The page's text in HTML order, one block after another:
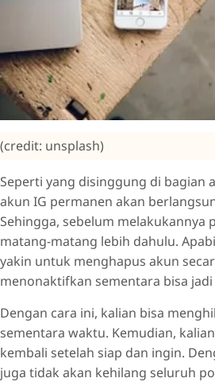
(credit: unsplash)
Seperti yang disinggung di bagian
akun IG permanen akan
Sehingga, sebelum melakukannya
matang-matang lebih dahulu.
yakin untuk menghapus akun
menonaktifkan sementara bisa jadi
Dengan cara ini, kalian bisa
sementara waktu. Kemudian,
kembali setelah siap dan ingin.
juga tidak akan kehilang seluruh